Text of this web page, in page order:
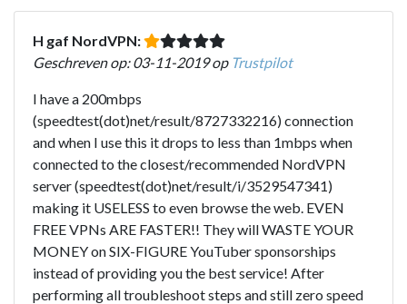
H gaf NordVPN:
Geschreven op: 03-11-2019 op Trustpilot
I have a 200mbps
(speedtest(dot)net/result/8727332216) connection
and when I use this it drops to less than 1mbps when
connected to the closest/recommended NordVPN
server (speedtest(dot)net/result/i/3529547341)
making it USELESS to even browse the web. EVEN
FREE VPNs ARE FASTER!! They will WASTE YOUR
MONEY on SIX-FIGURE YouTuber sponsorships
instead of providing you the best service! After
performing all troubleshoot steps and still zero speed